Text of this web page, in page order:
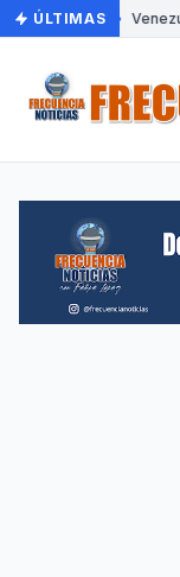
ÚLTIMAS